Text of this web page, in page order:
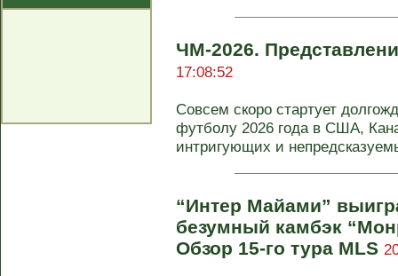
ЧМ-2026.
17:08:52
Совсем скоро стартует
футболу 2026 года в США,
интригующих и
“Интер Майами”
безумный камбэк
Обзор 15-го тура MLS